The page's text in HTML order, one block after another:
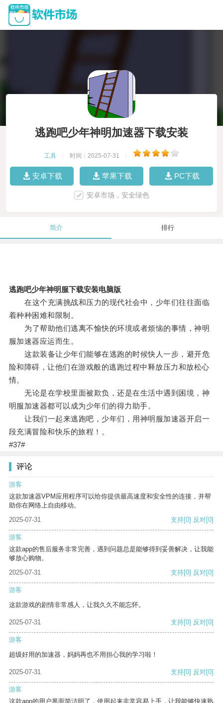
逃跑吧少年神明加速器下载安装
工具 时间：2025-07-31
安卓下载 苹果下载 PC下载
安卓市场，安全绿色
简介 排行
逃跑吧少年神明服下载安装电脑版
在这个充满挑战和压力的现代社会中，少年们往往面临
着种种困难和限制。
为了帮助他们逃离不愉快的环境或者烦恼的事情，神明
服加速器应运而生。
这款装备让少年们能够在逃跑的时候快人一步，避开危
险和障碍，让他们在游戏般的逃跑过程中释放压力和放松心
情。
无论是在学校里面被欺负，还是在生活中遇到困境，神
明服加速器都可以成为少年们的得力助手。
让我们一起来逃跑吧，少年们，用神明服加速器开启一
段充满冒险和快乐的旅程！。
#37#
评论
游客
这款加速器VPM应用程序可以给你提供最高速度和安全性的连接，并帮
助你在网络上自由移动。
2025-07-31
支持[0] 反对[0]
游客
这款app的售后服务非常完善，遇到问题总是能够得到妥善解决，让我能
够放心购物。
2025-07-31
支持[0] 反对[0]
游客
这款游戏的剧情非常感人，让我久久不能忘怀。
2025-07-31 支持[0] 反对[0]
游客
超级好用的加速器，妈妈再也不用担心我的学习啦！
2025-07-31 支持[0] 反对[0]
游客
这款app的用户界面简洁明了，使用起来非常容易上手，让我能够快速熟